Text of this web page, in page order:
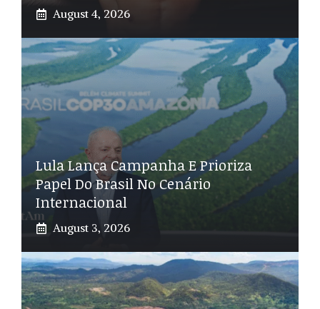
August 4, 2026
Lula Lança Campanha E Prioriza
Papel Do Brasil No Cenário
Internacional
August 3, 2026